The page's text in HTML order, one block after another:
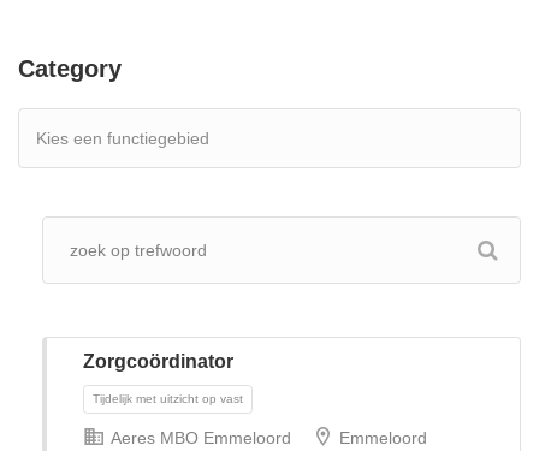
Category
Zorgcoördinator
Aeres MBO Emmeloord Emmeloord